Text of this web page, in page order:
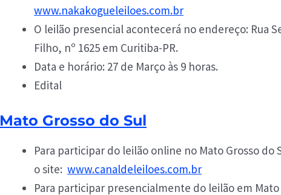
www.nakakogueleiloes.com.br
O leilão presencial acontecerá no endereço: Rua
Filho, nº 1625 em Curitiba-PR.
Data e horário: 27 de Março às 9 horas.
Edital
Mato Grosso do Sul
Para participar do leilão online no Mato Grosso do
o site: www.canaldeleiloes.com.br
Para participar presencialmente do leilão em Mato